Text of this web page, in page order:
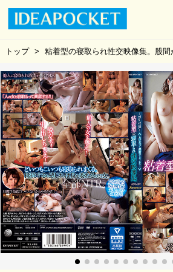
トップ 粘着型の寝取られ性交映像集。股